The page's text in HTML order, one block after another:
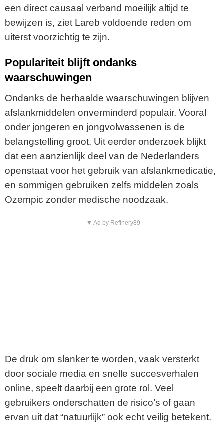
een direct causaal verband moeilijk altijd te
bewijzen is, ziet Lareb voldoende reden om
uiterst voorzichtig te zijn.
Populariteit blijft ondanks
waarschuwingen
Ondanks de herhaalde waarschuwingen blijven
afslankmiddelen onverminderd populair. Vooral
onder jongeren en jongvolwassenen is de
belangstelling groot. Uit eerder onderzoek blijkt
dat een aanzienlijk deel van de Nederlanders
openstaat voor het gebruik van afslankmedicatie,
en sommigen gebruiken zelfs middelen zoals
Ozempic zonder medische noodzaak.
▼ Ad by Refinery89
De druk om slanker te worden, vaak versterkt
door sociale media en snelle succesverhalen
online, speelt daarbij een grote rol. Veel
gebruikers onderschatten de risico’s of gaan
ervan uit dat “natuurlijk” ook echt veilig betekent.